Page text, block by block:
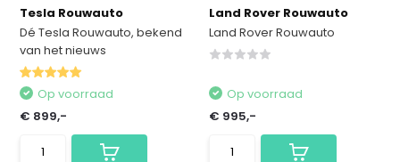
Tesla Rouwauto
Dé Tesla Rouwauto, bekend
van het nieuws
Op voorraad
€ 899,-
Land Rover Rouwauto
Land Rover Rouwauto
Op voorraad
€ 995,-